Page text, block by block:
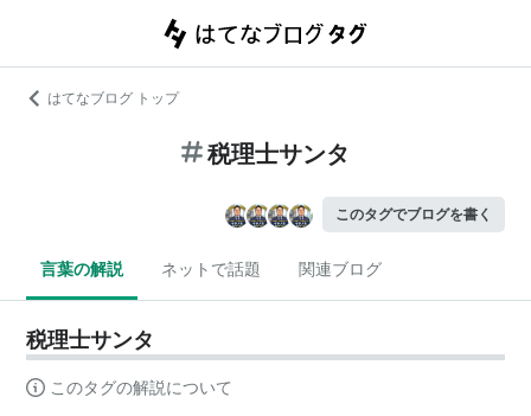
はてなブログ トップ
税理士サンタ
このタグでブログを書く
言葉の解説 ネットで話題 関連ブログ
税理士サンタ
このタグの解説について